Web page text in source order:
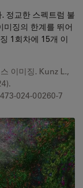
정교한 스펙트럼 불
미징의 한계를 뛰어
1회차에 15개 이
이미징. Kunz L.,
024-00260-7